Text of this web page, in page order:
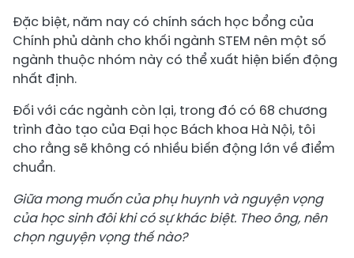
Đặc biệt, năm nay có chính sách học bổng của
Chính phủ dành cho khối ngành STEM nên một số
ngành thuộc nhóm này có thể xuất hiện biến động
nhất định.
Đối với các ngành còn lại, trong đó có 68 chương
trình đào tạo của Đại học Bách khoa Hà Nội, tôi
cho rằng sẽ không có nhiều biến động lớn về điểm
chuẩn.
Giữa mong muốn của phụ huynh và nguyện vọng
của học sinh đôi khi có sự khác biệt. Theo ông, nên
chọn nguyện vọng thế nào?